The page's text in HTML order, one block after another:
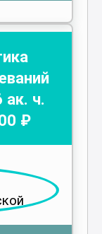
ак. ч.
₽